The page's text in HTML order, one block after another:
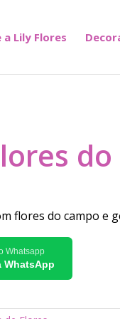
a Lily Flores
flores do campo e
Whatsapp
WhatsApp